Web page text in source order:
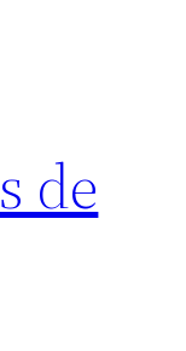
de